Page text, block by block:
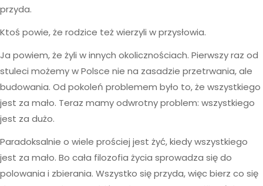
przyda.
Ktoś powie, że rodzice też wierzyli w przysłowia.
Ja powiem, że żyli w innych okolicznościach. Pierwszy raz od
stuleci możemy w Polsce nie na zasadzie przetrwania, ale
budowania. Od pokoleń problemem było to, że wszystkiego
jest za mało. Teraz mamy odwrotny problem: wszystkiego
jest za dużo.
Paradoksalnie o wiele prościej jest żyć, kiedy wszystkiego
jest za mało. Bo cała filozofia życia sprowadza się do
polowania i zbierania. Wszystko się przyda, więc bierz co się